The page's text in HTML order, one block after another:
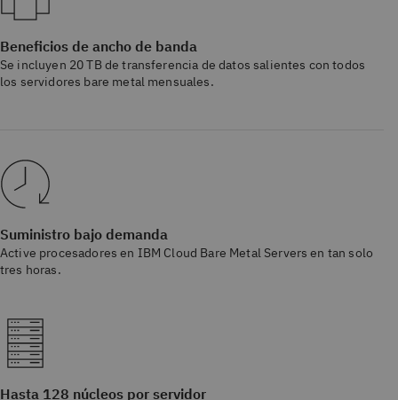
Beneficios de ancho de banda
Se incluyen 20 TB de transferencia de datos salientes con todos
los servidores bare metal mensuales.
Suministro bajo demanda
Active procesadores en IBM Cloud Bare Metal Servers en tan solo
tres horas.
Hasta 128 núcleos por servidor